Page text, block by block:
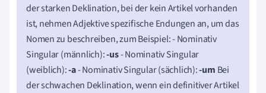
der starken Deklination, bei der kein Artikel vorhanden
ist, nehmen Adjektive spezifische Endungen an, um das
Nomen zu beschreiben, zum Beispiel: - Nominativ
Singular (männlich):-us- Nominativ Singular
(weiblich):-a- Nominativ Singular (sächlich):-um Bei
der schwachen Deklination, wenn ein definitiver Artikel